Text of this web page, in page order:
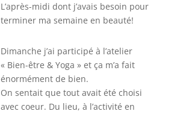
L’après-midi dont j’avais besoin pour
terminer ma semaine en beauté!
Dimanche j’ai participé à l’atelier
« Bien-être & Yoga » et ça m’a fait
énormément de bien.
On sentait que tout avait été choisi
avec coeur. Du lieu, à l’activité en